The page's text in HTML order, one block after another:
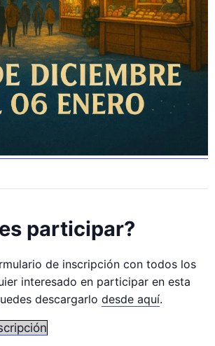
participar?
de inscripción con todos los
interesado en participar en esta
descargarlo desde aquí.